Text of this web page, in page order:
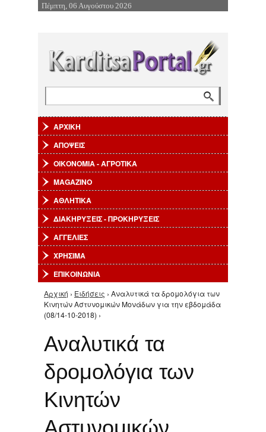
Επιστροφή στην Πλοήγηση
Πέμπτη, 06 Αυγούστου 2026
ΑΡΧΙΚΗ
ΑΠΟΨΕΙΣ
ΟΙΚΟΝΟΜΙΑ - ΑΓΡΟΤΙΚΑ
MAGAZINO
ΑΘΛΗΤΙΚΑ
ΔΙΑΚΗΡΥΞΕΙΣ - ΠΡΟΚΗΡΥΞΕΙΣ
ΑΓΓΕΛΙΕΣ
ΧΡΗΣΙΜΑ
ΕΠΙΚΟΙΝΩΝΙΑ
Είστε εδώ
Αρχική › Ειδήσεις › Αναλυτικά τα δρομολόγια των
Κινητών Αστυνομικών Μονάδων για την εβδομάδα
(08/14-10-2018) ›
Αναλυτικά τα
δρομολόγια των
Κινητών